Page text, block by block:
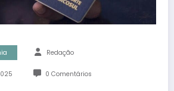
Redação
0 Comentários